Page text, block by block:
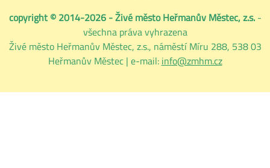
copyright © 2014-2026 - Živé město Heřmanův Městec, z.s.-
všechna práva vyhrazena
Živé město Heřmanův Městec, z.s., náměstí Míru 288, 538 03
Heřmanův Městec | e-mail: info@zmhm.cz